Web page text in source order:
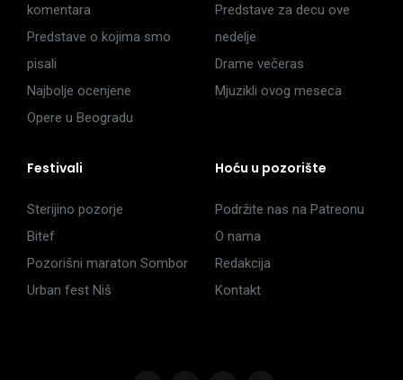
komentara
Predstave o kojima smo
pisali
Najbolje ocenjene
Opere u Beogradu
Predstave za decu ove
nedelje
Drame večeras
Mjuzikli ovog meseca
Festivali
Sterijino pozorje
Bitef
Pozorišni maraton Sombor
Urban fest Niš
Hoću u pozorište
Podržite nas na Patreonu
O nama
Redakcija
Kontakt